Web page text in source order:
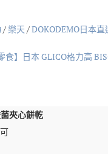
/樂天 /DOKODEMO日本直
食】日本 GLICO格力高
夾心餅乾